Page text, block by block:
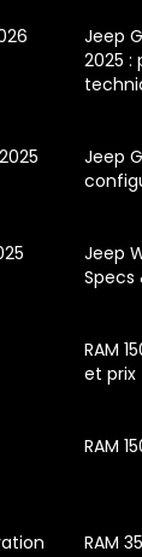
Jeep
2025 :
Jeep
Jeep
Specs
RAM
et prix
RAM
RAM